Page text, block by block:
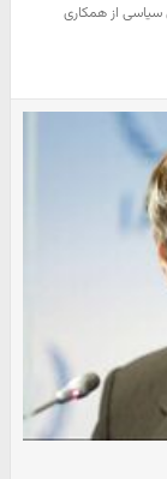
سیاسی از همکاری